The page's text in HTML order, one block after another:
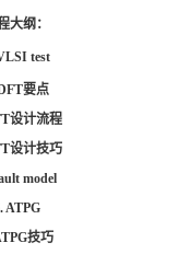
大纲：
test
要点
设计流程
设计技巧
model
ATPG
技巧